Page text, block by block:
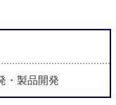
・製品開発